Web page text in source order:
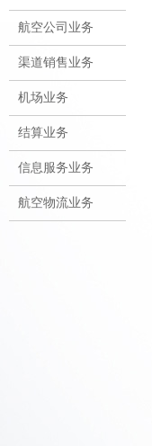
航空公司业务
渠道销售业务
机场业务
结算业务
信息服务业务
航空物流业务